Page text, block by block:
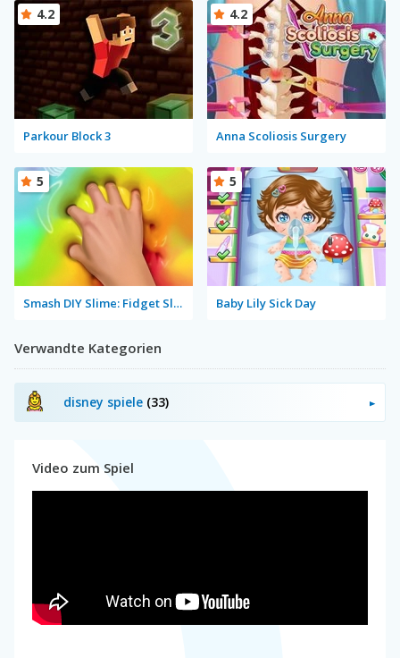
Parkour Block 3
4.2
Anna Scoliosis Surgery
4.2
Smash DIY Slime: Fidget Slimy
5
Baby Lily Sick Day
5
Verwandte Kategorien
disney spiele (33)
Video zum Spiel